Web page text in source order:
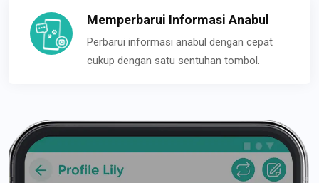
Memperbarui Informasi Anabul
Perbarui informasi anabul dengan cepat
cukup dengan satu sentuhan tombol.